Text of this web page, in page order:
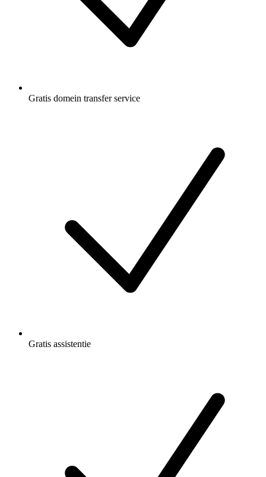
Gratis domein transfer service
Gratis assistentie